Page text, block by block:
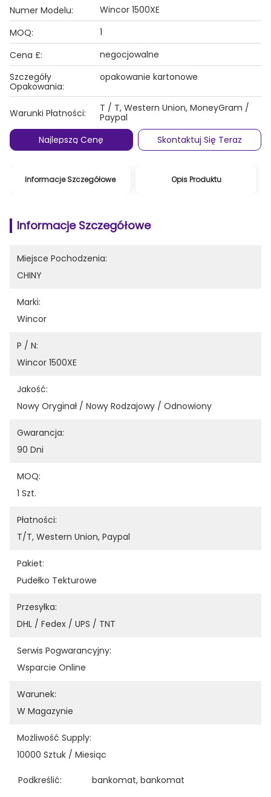
Numer Modelu:
Wincor 1500XE
MOQ:
1
Cena £:
negocjowalne
Szczegóły
Opakowania:
opakowanie kartonowe
Warunki Płatności:
T / T, Western Union, MoneyGram /
Paypal
Najlepszą Cenę
Skontaktuj Się Teraz
Informacje Szczegółowe Opis Produktu
Informacje Szczegółowe
Miejsce Pochodzenia:
CHINY
Marki:
Wincor
P / N:
Wincor 1500XE
Jakość:
Nowy Oryginał / Nowy Rodzajowy / Odnowiony
Gwarancja:
90 Dni
MOQ:
1 Szt.
Płatności:
T/T, Western Union, Paypal
Pakiet:
Pudełko Tekturowe
Przesyłka:
DHL / Fedex / UPS / TNT
Serwis Pogwarancyjny:
Wsparcie Online
Warunek:
W Magazynie
Możliwość Supply:
10000 Sztuk / Miesiąc
Podkreślić: bankomat, bankomat